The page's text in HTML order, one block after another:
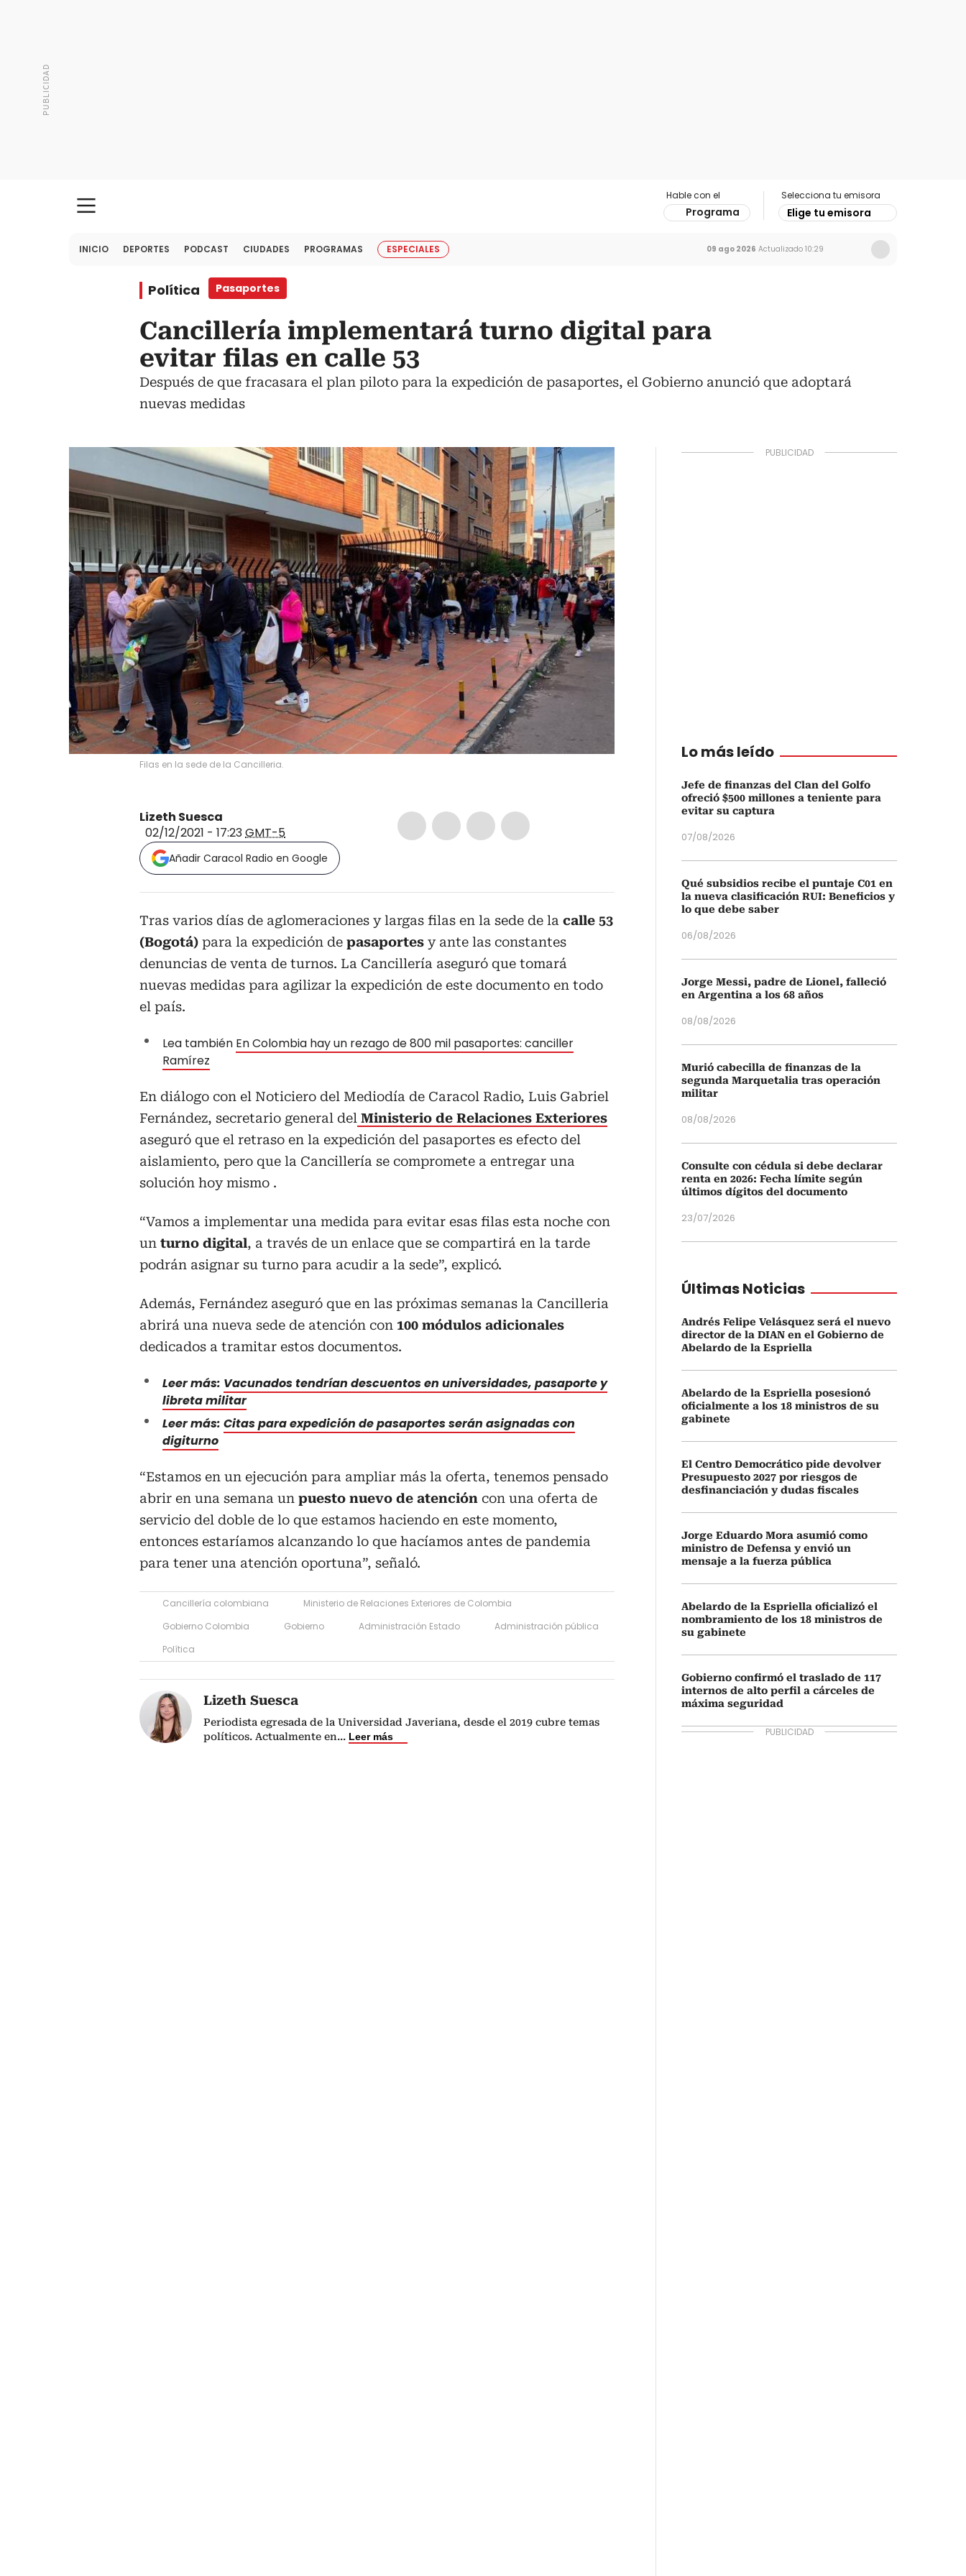
Hable con el
Programa
Selecciona tu emisora
Elige tu emisora
INICIO DEPORTES PODCAST CIUDADES PROGRAMAS ESPECIALES 09 ago 2026 Actualizado 10:29
Política Pasaportes
Cancillería implementará turno digital para
evitar filas en calle 53
Después de que fracasara el plan piloto para la expedición de pasaportes, el Gobierno anunció que adoptará
nuevas medidas
Filas en la sede de la Cancilleria.
Lizeth Suesca
02/12/2021 - 17:23GMT-5
Añadir Caracol Radio en Google
Tras varios días de aglomeraciones y largas filas en la sede de la calle 53
(Bogotá) para la expedición de pasaportes y ante las constantes
denuncias de venta de turnos. La Cancillería aseguró que tomará
nuevas medidas para agilizar la expedición de este documento en todo
el país.
Lea también En Colombia hay un rezago de 800 mil pasaportes: canciller
Ramírez
En diálogo con el Noticiero del Mediodía de Caracol Radio, Luis Gabriel
Fernández, secretario general del Ministerio de Relaciones Exteriores
aseguró que el retraso en la expedición del pasaportes es efecto del
aislamiento, pero que la Cancillería se compromete a entregar una
solución hoy mismo .
“Vamos a implementar una medida para evitar esas filas esta noche con
un turno digital, a través de un enlace que se compartirá en la tarde
podrán asignar su turno para acudir a la sede”, explicó.
Además, Fernández aseguró que en las próximas semanas la Cancilleria
abrirá una nueva sede de atención con 100 módulos adicionales
dedicados a tramitar estos documentos.
Leer más: Vacunados tendrían descuentos en universidades, pasaporte y
libreta militar
Leer más: Citas para expedición de pasaportes serán asignadas con
digiturno
“Estamos en un ejecución para ampliar más la oferta, tenemos pensado
abrir en una semana un puesto nuevo de atención con una oferta de
servicio del doble de lo que estamos haciendo en este momento,
entonces estaríamos alcanzando lo que hacíamos antes de pandemia
para tener una atención oportuna”, señaló.
Cancillería colombiana
Ministerio de Relaciones Exteriores de Colombia
Gobierno Colombia
Gobierno Administración Estado
Administración pública
Política
Lizeth Suesca
Periodista egresada de la Universidad Javeriana, desde el 2019 cubre temas
políticos. Actualmente en... Leer más
Lo más leído
Jefe de finanzas del Clan del Golfo
ofreció $500 millones a teniente para
evitar su captura
07/08/2026
Qué subsidios recibe el puntaje C01 en
la nueva clasificación RUI: Beneficios y
lo que debe saber
06/08/2026
Jorge Messi, padre de Lionel, falleció
en Argentina a los 68 años
08/08/2026
Murió cabecilla de finanzas de la
segunda Marquetalia tras operación
militar
08/08/2026
Consulte con cédula si debe declarar
renta en 2026: Fecha límite según
últimos dígitos del documento
23/07/2026
Últimas Noticias
Andrés Felipe Velásquez será el nuevo
director de la DIAN en el Gobierno de
Abelardo de la Espriella
Abelardo de la Espriella posesionó
oficialmente a los 18 ministros de su
gabinete
El Centro Democrático pide devolver
Presupuesto 2027 por riesgos de
desfinanciación y dudas fiscales
Jorge Eduardo Mora asumió como
ministro de Defensa y envió un
mensaje a la fuerza pública
Abelardo de la Espriella oficializó el
nombramiento de los 18 ministros de
su gabinete
Gobierno confirmó el traslado de 117
internos de alto perfil a cárceles de
máxima seguridad